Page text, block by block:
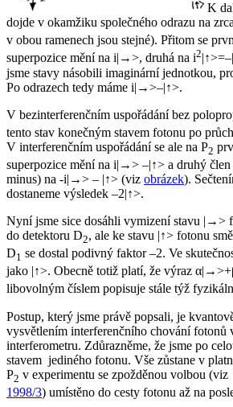
K
dojde v okamžiku společného odrazu na
v obou ramenech jsou stejné). Přitom se
superpozice mění na i |→>, druhá na i2
jsme stavy násobili imaginární jednotkou,
Po odrazech tedy máme i|→>–|↑>.
V bezinterferenčním uspořádání bez
tento stav konečným stavem fotonu po
V interferenčním uspořádání se ale na P2
superpozice mění na i|→> –|↑> a druhý člen
minus) na -i|→> – |↑> (viz obrázek).
dostaneme výsledek –2|↑>.
Nyní jsme sice dosáhli vymizení stavu |→>
do detektoru D2, ale ke stavu |↑> fotonu
D1 se dostal podivný faktor –2. Ve
jako |↑>. Obecně totiž platí, že výraz
libovolným číslem popisuje stále týž
Postup, který jsme právě popsali, je
vysvětlením interferenčního chování fotonů
interferometru. Zdůrazněme, že jsme po
stavem jediného fotonu. Vše zůstane v
P2 v experimentu se zpožděnou volbou
1998/3) umístěno do cesty fotonu až na